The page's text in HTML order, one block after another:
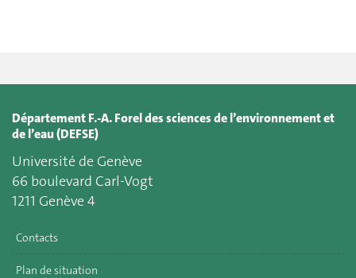
Département F.-A. Forel des sciences de l’environnement et
de l’eau (DEFSE)
Université de Genève
66 boulevard Carl-Vogt
1211 Genève 4
Contacts
Plan de situation